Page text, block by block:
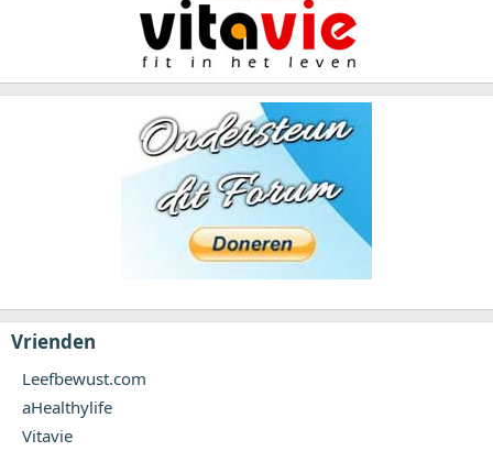
Vrienden
Leefbewust.com
aHealthylife
Vitavie